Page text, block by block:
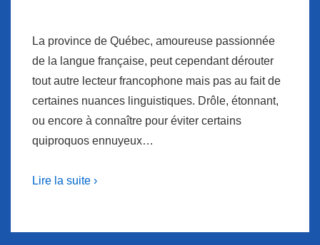
La province de Québec, amoureuse passionnée
de la langue française, peut cependant dérouter
tout autre lecteur francophone mais pas au fait de
certaines nuances linguistiques. Drôle, étonnant,
ou encore à connaître pour éviter certains
quiproquos ennuyeux…
Lire la suite ›